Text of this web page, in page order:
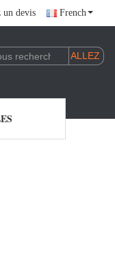
un devis French